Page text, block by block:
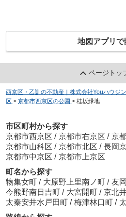
地図アプリで
ページトッ
西京区・乙訓の不動産｜株式会社Youハウジ
区 > 京都市西京区の公園 > 桂坂緑地
市区町村から探す
京都市西京区 / 京都市右京区 / 京
京都市山科区 / 京都市北区 / 長岡
京都市中京区 / 京都市上京区
町名から探す
物集女町 / 大原野上里南ノ町 / 友岡
今熊野南日吉町 / 大宮開町 / 京北
太秦安井水戸田町 / 梅津林口町 /